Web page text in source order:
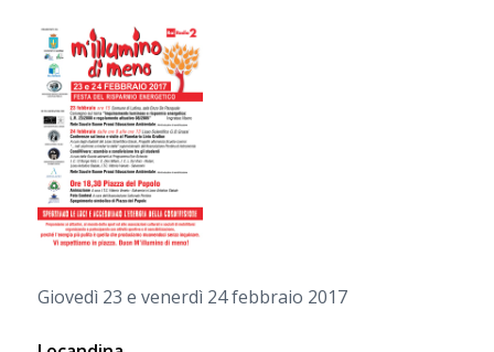
Giovedì 23 e venerdì 24 febbraio 2017